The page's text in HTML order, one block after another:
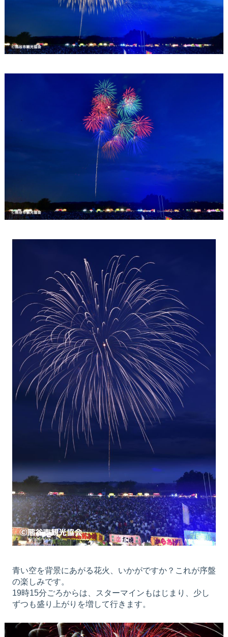
青い空を背景にあがる花火、いかがですか？これが序盤
の楽しみです。
19時15分ごろからは、スターマインもはじまり、少し
ずつも盛り上がりを増して行きます。